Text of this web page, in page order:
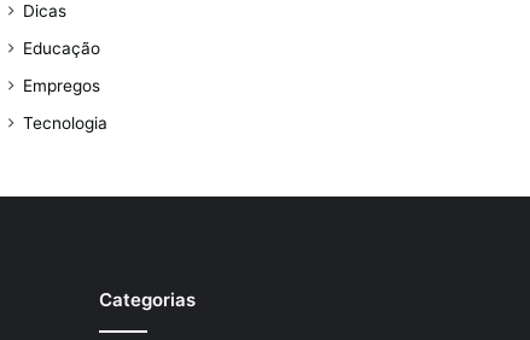
Dicas
Educação
Empregos
Tecnologia
Categorias